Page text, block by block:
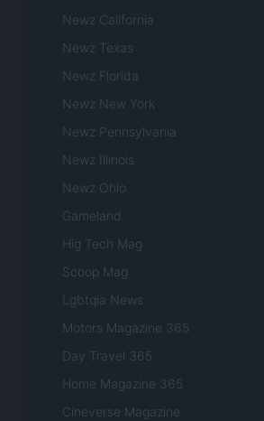
Newz California
Newz Texas
Newz Florida
Newz New York
Newz Pennsylvania
Newz Illinois
Newz Ohio
Gameland
Hig Tech Mag
Scoop Mag
Lgbtqia News
Motors Magazine 365
Day Travel 365
Home Magazine 365
Cineverse Magazine